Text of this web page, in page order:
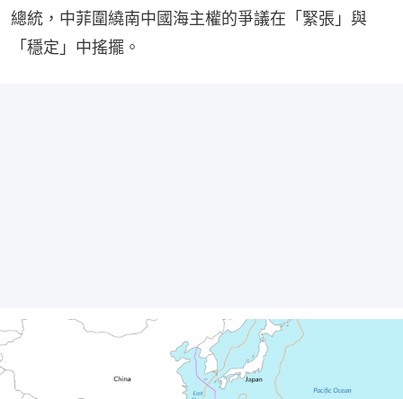
總統，中菲圍繞南中國海主權的爭議在「緊張」與
「穩定」中搖擺。